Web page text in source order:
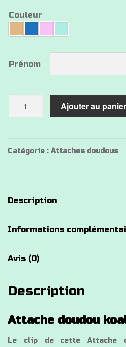
Couleur
Prénom
koala
Ajouter au panier
Catégorie : Attaches doudous
Description
Informations
Avis (0)
Description
Attache doudou
Le clip de cette Attache